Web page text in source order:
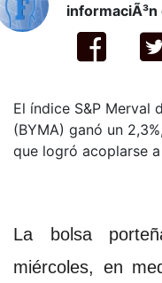
El índice S&P Merval
(BYMA) ganó un
que logró acoplarse
La bolsa
miércoles, en